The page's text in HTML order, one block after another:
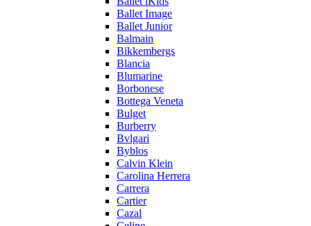
Ballet Image
Ballet Junior
Balmain
Bikkembergs
Blancia
Blumarine
Borbonese
Bottega Veneta
Bulget
Burberry
Bvlgari
Byblos
Calvin Klein
Carolina Herrera
Carrera
Cartier
Cazal